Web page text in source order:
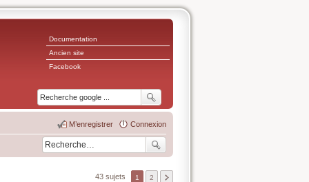
Documentation
Ancien site
Facebook
Connexion
M’enregistrer
43 sujets 1 2